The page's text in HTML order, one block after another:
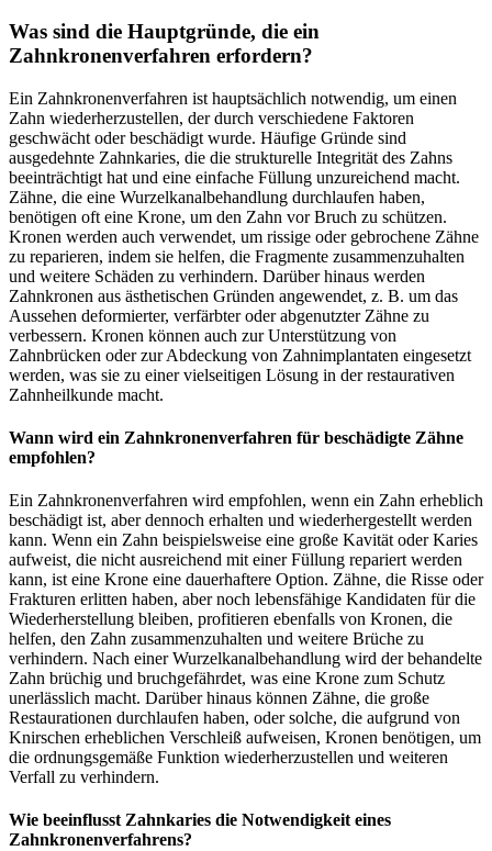
Was sind die Hauptgründe, die ein
Zahnkronenverfahren erfordern?
Ein Zahnkronenverfahren ist hauptsächlich notwendig, um einen
Zahn wiederherzustellen, der durch verschiedene Faktoren
geschwächt oder beschädigt wurde. Häufige Gründe sind
ausgedehnte Zahnkaries, die die strukturelle Integrität des Zahns
beeinträchtigt hat und eine einfache Füllung unzureichend macht.
Zähne, die eine Wurzelkanalbehandlung durchlaufen haben,
benötigen oft eine Krone, um den Zahn vor Bruch zu schützen.
Kronen werden auch verwendet, um rissige oder gebrochene Zähne
zu reparieren, indem sie helfen, die Fragmente zusammenzuhalten
und weitere Schäden zu verhindern. Darüber hinaus werden
Zahnkronen aus ästhetischen Gründen angewendet, z. B. um das
Aussehen deformierter, verfärbter oder abgenutzter Zähne zu
verbessern. Kronen können auch zur Unterstützung von
Zahnbrücken oder zur Abdeckung von Zahnimplantaten eingesetzt
werden, was sie zu einer vielseitigen Lösung in der restaurativen
Zahnheilkunde macht.
Wann wird ein Zahnkronenverfahren für beschädigte Zähne
empfohlen?
Ein Zahnkronenverfahren wird empfohlen, wenn ein Zahn erheblich
beschädigt ist, aber dennoch erhalten und wiederhergestellt werden
kann. Wenn ein Zahn beispielsweise eine große Kavität oder Karies
aufweist, die nicht ausreichend mit einer Füllung repariert werden
kann, ist eine Krone eine dauerhaftere Option. Zähne, die Risse oder
Frakturen erlitten haben, aber noch lebensfähige Kandidaten für die
Wiederherstellung bleiben, profitieren ebenfalls von Kronen, die
helfen, den Zahn zusammenzuhalten und weitere Brüche zu
verhindern. Nach einer Wurzelkanalbehandlung wird der behandelte
Zahn brüchig und bruchgefährdet, was eine Krone zum Schutz
unerlässlich macht. Darüber hinaus können Zähne, die große
Restaurationen durchlaufen haben, oder solche, die aufgrund von
Knirschen erheblichen Verschleiß aufweisen, Kronen benötigen, um
die ordnungsgemäße Funktion wiederherzustellen und weiteren
Verfall zu verhindern.
Wie beeinflusst Zahnkaries die Notwendigkeit eines
Zahnkronenverfahrens?